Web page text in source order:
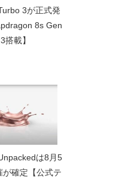
3が正式発
8s Gen
3搭載】
は8月5
が確定【公式テ